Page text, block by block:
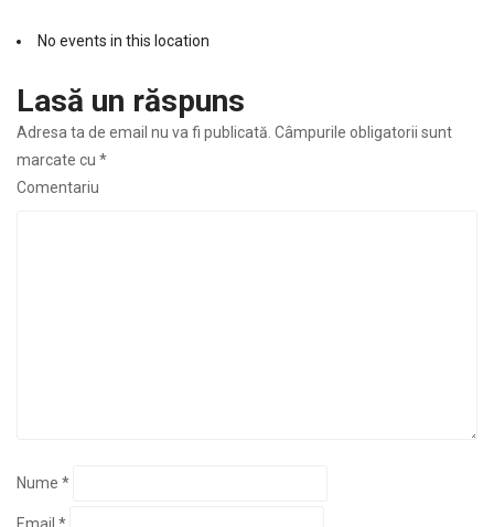
No events in this location
Lasă un răspuns
Adresa ta de email nu va fi publicată. Câmpurile obligatorii sunt
marcate cu *
Comentariu
Nume *